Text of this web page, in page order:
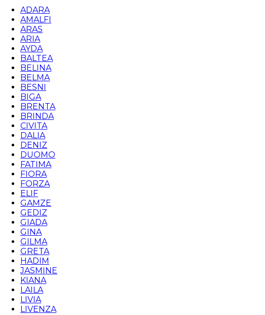
ADARA
AMALFI
ARAS
ARIA
AYDA
BALTEA
BELINA
BELMA
BESNI
BIGA
BRENTA
BRINDA
CIVITA
DALIA
DENIZ
DUOMO
FATIMA
FIORA
FORZA
ELIF
GAMZE
GEDIZ
GIADA
GINA
GILMA
GRETA
HADIM
JASMINE
KIANA
LAILA
LIVIA
LIVENZA